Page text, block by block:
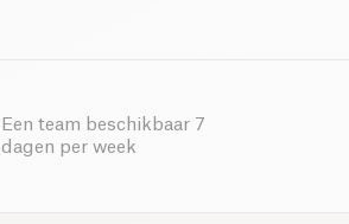
Een team beschikbaar 7
dagen per week